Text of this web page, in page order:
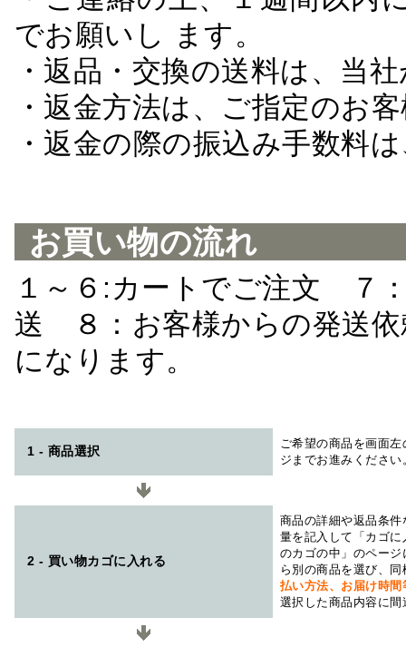
でお願いし ます。
・返品・交換の送料は、当
・返金方法は、ご指定のお
・返金の際の振込み手数料
お買い物の流れ
１～６:カートでご注文 ７
送 ８：お客様からの発送
になります。
1 - 商品選択
ご希望の商品を画面
ジまでお進みください
2 - 買い物カゴに入れる
商品の詳細や返品条
量を記入して「カゴ
のカゴの中」のペー
ら別の商品を選び、
払い方法、お届け時
選択した商品内容に